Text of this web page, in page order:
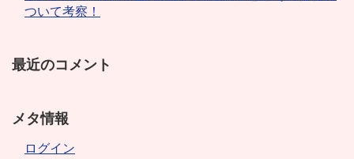
ついて考察！
最近のコメント
メタ情報
ログイン